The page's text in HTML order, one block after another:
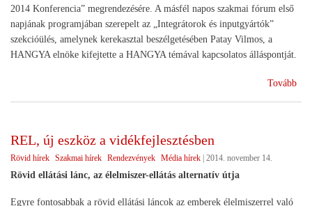
2014 Konferencia” megrendezésére. A másfél napos szakmai fórum első
napjának programjában szerepelt az „Integrátorok és inputgyártók”
szekcióülés, amelynek kerekasztal beszélgetésében Patay Vilmos, a
HANGYA elnöke kifejtette a HANGYA témával kapcsolatos álláspontját.
Tovább
REL, új eszköz a vidékfejlesztésben
Rövid hírek Szakmai hírek Rendezvények Média hírek 2014. november 14.
Rövid ellátási lánc, az élelmiszer-ellátás alternatív útja
Egyre fontosabbak a rövid ellátási láncok az emberek élelmiszerrel való